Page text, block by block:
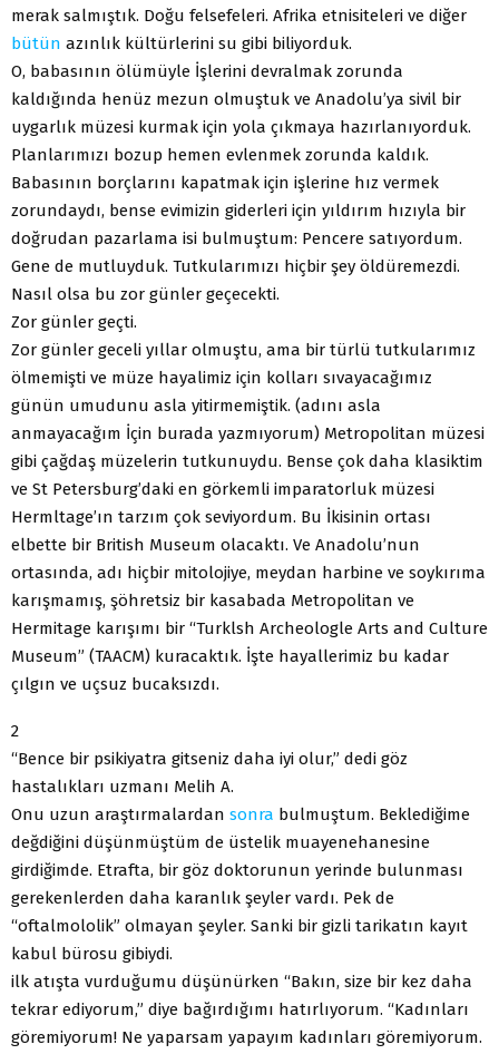
merak salmıştık. Doğu felsefeleri. Afrika etnisiteleri ve diğer
bütün azınlık kültürlerini su gibi biliyorduk.
O, babasının ölümüyle İşlerini devralmak zorunda
kaldığında henüz mezun olmuştuk ve Anadolu’ya sivil bir
uygarlık müzesi kurmak için yola çıkmaya hazırlanıyorduk.
Planlarımızı bozup hemen evlenmek zorunda kaldık.
Babasının borçlarını kapatmak için işlerine hız vermek
zorundaydı, bense evimizin giderleri için yıldırım hızıyla bir
doğrudan pazarlama isi bulmuştum: Pencere satıyordum.
Gene de mutluyduk. Tutkularımızı hiçbir şey öldüremezdi.
Nasıl olsa bu zor günler geçecekti.
Zor günler geçti.
Zor günler geceli yıllar olmuştu, ama bir türlü tutkularımız
ölmemişti ve müze hayalimiz için kolları sıvayacağımız
günün umudunu asla yitirmemiştik. (adını asla
anmayacağım İçin burada yazmıyorum) Metropolitan müzesi
gibi çağdaş müzelerin tutkunuydu. Bense çok daha klasiktim
ve St Petersburg’daki en görkemli imparatorluk müzesi
Hermltage’ın tarzım çok seviyordum. Bu İkisinin ortası
elbette bir British Museum olacaktı. Ve Anadolu’nun
ortasında, adı hiçbir mitolojiye, meydan harbine ve soykırıma
karışmamış, şöhretsiz bir kasabada Metropolitan ve
Hermitage karışımı bir “Turklsh Archeologle Arts and Culture
Museum” (TAACM) kuracaktık. İşte hayallerimiz bu kadar
çılgın ve uçsuz bucaksızdı.
2
“Bence bir psikiyatra gitseniz daha iyi olur,” dedi göz
hastalıkları uzmanı Melih A.
Onu uzun araştırmalardan sonra bulmuştum. Beklediğime
değdiğini düşünmüştüm de üstelik muayenehanesine
girdiğimde. Etrafta, bir göz doktorunun yerinde bulunması
gerekenlerden daha karanlık şeyler vardı. Pek de
“oftalmololik” olmayan şeyler. Sanki bir gizli tarikatın kayıt
kabul bürosu gibiydi.
ilk atışta vurduğumu düşünürken “Bakın, size bir kez daha
tekrar ediyorum,” diye bağırdığımı hatırlıyorum. “Kadınları
göremiyorum! Ne yaparsam yapayım kadınları göremiyorum.